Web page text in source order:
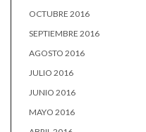
OCTUBRE 2016
SEPTIEMBRE 2016
AGOSTO 2016
JULIO 2016
JUNIO 2016
MAYO 2016